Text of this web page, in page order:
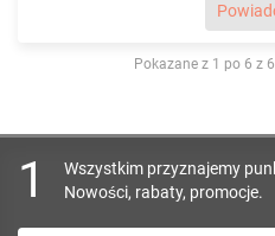
Pokazane z 1 po 6 z
1
Wszystkim przyznajemy
Nowości, rabaty, promocje.